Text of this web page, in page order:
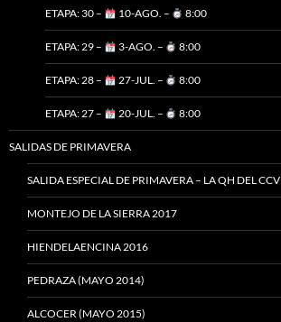
ETAPA: 30 – 10-AGO. – 8:00
ETAPA: 29 – 3-AGO. – 8:00
ETAPA: 28 – 27-JUL. – 8:00
ETAPA: 27 – 20-JUL. – 8:00
SALIDAS DE PRIMAVERA
SALIDA ESPECIAL DE PRIMAVERA – LA QH DEL CCV
MONTEJO DE LA SIERRA 2017
HIENDELAENCINA 2016
PEDRAZA (MAYO 2014)
ALCOCER (MAYO 2015)